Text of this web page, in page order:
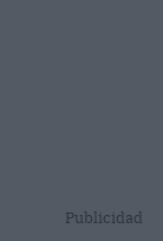
Publicidad